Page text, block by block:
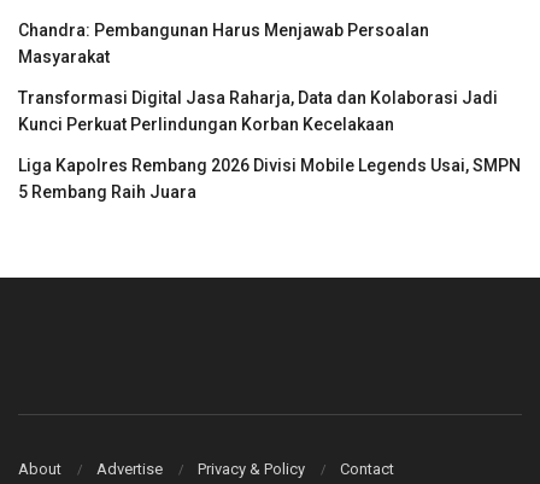
Chandra: Pembangunan Harus Menjawab Persoalan
Masyarakat
Transformasi Digital Jasa Raharja, Data dan Kolaborasi Jadi
Kunci Perkuat Perlindungan Korban Kecelakaan
Liga Kapolres Rembang 2026 Divisi Mobile Legends Usai, SMPN
5 Rembang Raih Juara
About Advertise Privacy & Policy Contact